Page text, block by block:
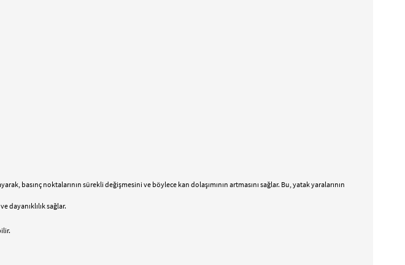
basınç noktalarının sürekli değişmesini ve böylece kan dolaşımının artmasını sağlar. Bu, yatak yaralarının
dayanıklılık sağlar.